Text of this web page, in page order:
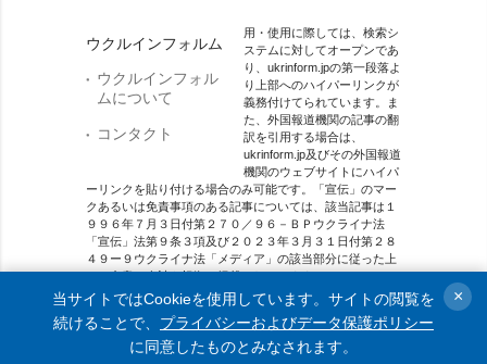
ウクルインフォルム
ウクルインフォル
ムについて
コンタクト
用・使用に際しては、検索シ
ステムに対してオープンであ
り、ukrinform.jpの第一段落よ
り上部へのハイパーリンクが
義務付けてられています。ま
た、外国報道機関の記事の翻
訳を引用する場合は、
ukrinform.jp及びその外国報道
機関のウェブサイトにハイパ
ーリンクを貼り付ける場合のみ可能です。「宣伝」のマー
クあるいは免責事項のある記事については、該当記事は１
９９６年７月３日付第２７０／９６－ＢＰウクライナ法
「宣伝」法第９条３項及び２０２３年３月３１日付第２８
４９ー９ウクライナ法「メディア」の該当部分に従った上
で、合意／会計を根拠に掲載されています。
オンラインメディア主体 メディア識別番号：R40-01421.
© 2015-2026 Ukrinform. All rights reserved.
当サイトではCookieを使用しています。サイトの閲覧を
続けることで、 プライバシーおよびデータ保護ポリシー
に同意したものとみなされます。
×